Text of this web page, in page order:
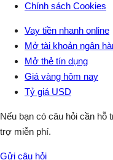
Chính sách Cookies
Vay tiền nhanh online
Mở tài khoản ngân
Mở thẻ tín dụng
Giá vàng hôm nay
Tỷ giá USD
Nếu bạn có câu hỏi cần hỗ
trợ miễn phí.
Gửi câu hỏi